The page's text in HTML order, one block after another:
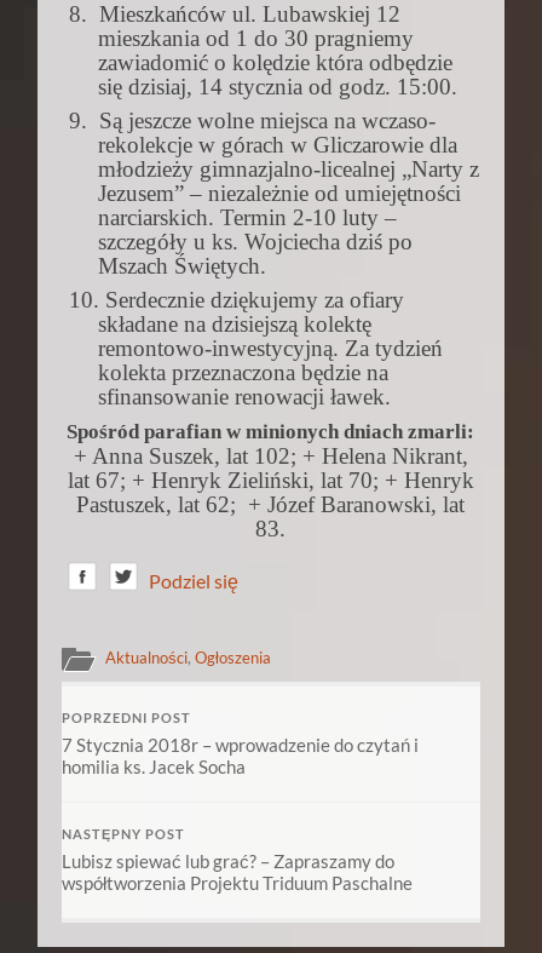
8. Mieszkańców ul. Lubawskiej 12
mieszkania od 1 do 30 pragniemy
zawiadomić o kolędzie która odbędzie
się dzisiaj, 14 stycznia od godz. 15:00.
9. Są jeszcze wolne miejsca na wczaso-
rekolekcje w górach w Gliczarowie dla
młodzieży gimnazjalno-licealnej „Narty z
Jezusem” – niezależnie od umiejętności
narciarskich. Termin 2-10 luty –
szczegóły u ks. Wojciecha dziś po
Mszach Świętych.
10. Serdecznie dziękujemy za ofiary
składane na dzisiejszą kolektę
remontowo-inwestycyjną. Za tydzień
kolekta przeznaczona będzie na
sfinansowanie renowacji ławek.
Spośród parafian w minionych dniach zmarli:
+ Anna Suszek, lat 102; + Helena Nikrant,
lat 67; + Henryk Zieliński, lat 70; + Henryk
Pastuszek, lat 62; + Józef Baranowski, lat
83.
Podziel się
Aktualności,Ogłoszenia
POPRZEDNI POST
7 Stycznia 2018r – wprowadzenie do czytań i
homilia ks. Jacek Socha
NASTĘPNY POST
Lubisz spiewać lub grać? – Zapraszamy do
współtworzenia Projektu Triduum Paschalne